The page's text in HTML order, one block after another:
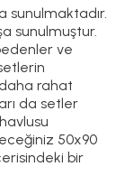
sunulmaktadır.
sunulmuştur.
ve
rahat
da setler
50x90
bir